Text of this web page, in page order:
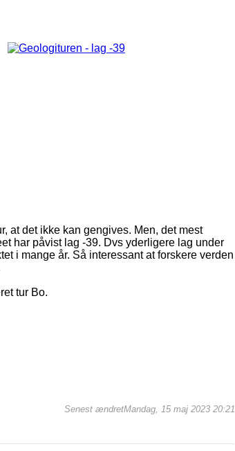
at det ikke kan gengives. Men, det mest
har påvist lag -39. Dvs yderligere lag under
i mange år. Så interessant at forskere verden
tur Bo.
Senest ændretMandag, 15 maj 2023 20:21